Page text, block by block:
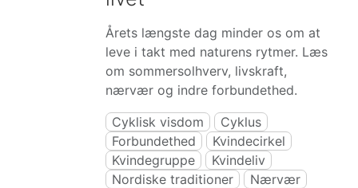
Årets længste dag minder os om at
leve i takt med naturens rytmer. Læs
om sommersolhverv, livskraft,
nærvær og indre forbundethed.
Cyklisk visdom
Cyklus
Forbundethed
Kvindecirkel
Kvindegruppe
Kvindeliv
Nordiske traditioner
Nærvær